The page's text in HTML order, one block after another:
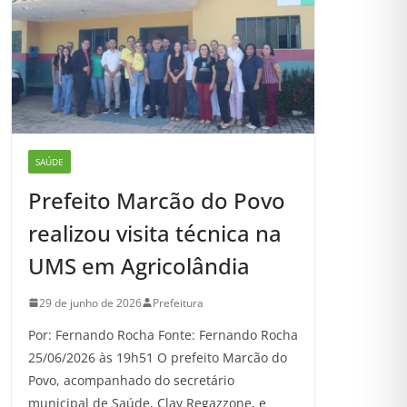
SAÚDE
Prefeito Marcão do Povo
realizou visita técnica na
UMS em Agricolândia
29 de junho de 2026 Prefeitura
Por: Fernando Rocha Fonte: Fernando Rocha
25/06/2026 às 19h51 O prefeito Marcão do
Povo, acompanhado do secretário
municipal de Saúde, Clay Regazzone, e